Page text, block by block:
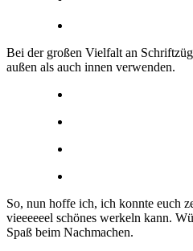
Bei der großen Vielfalt an
außen als auch innen verwenden.
So, nun hoffe ich, ich konnte euch
vieeeeeel schönes werkeln kann.
Spaß beim Nachmachen.